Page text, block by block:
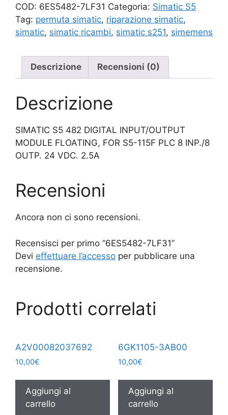
COD: 6ES5482-7LF31 Categoria: Simatic S5
Tag: permuta simatic, riparazione simatic,
simatic, simatic ricambi, simatic s251, simemens
Descrizione Recensioni (0)
Descrizione
SIMATIC S5 482 DIGITAL INPUT/OUTPUT
MODULE FLOATING, FOR S5-115F PLC 8 INP./8
OUTP. 24 VDC. 2.5A
Recensioni
Ancora non ci sono recensioni.
Recensisci per primo “6ES5482-7LF31”
Devi effettuare l’accesso per pubblicare una
recensione.
Prodotti correlati
A2V00082037692
10,00€
Aggiungi al
carrello
6GK1105-3AB00
10,00€
Aggiungi al
carrello